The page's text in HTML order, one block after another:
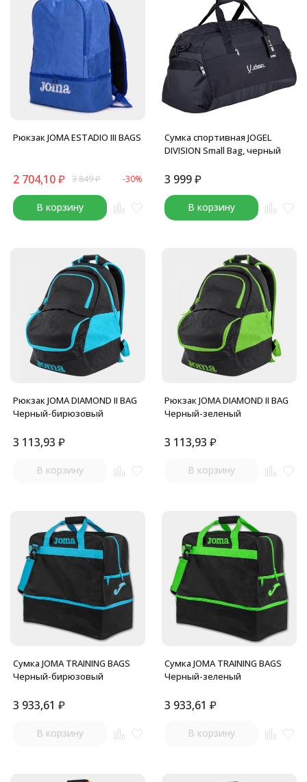
Рюкзак JOMA ESTADIO III BAGS
2 704,10₽ 3 849₽ -30%
В корзину
Сумка спортивная JOGEL
DIVISION Small Bag, черный
3 999₽
В корзину
Рюкзак JOMA DIAMOND II BAG
Черный-бирюзовый
3 113,93 ₽
В корзину
Рюкзак JOMA DIAMOND II BAG
Черный-зеленый
3 113,93 ₽
В корзину
Сумка JOMA TRAINING BAGS
Черный-бирюзовый
3 933,61 ₽
В корзину
Сумка JOMA TRAINING BAGS
Черный-зеленый
3 933,61 ₽
В корзину